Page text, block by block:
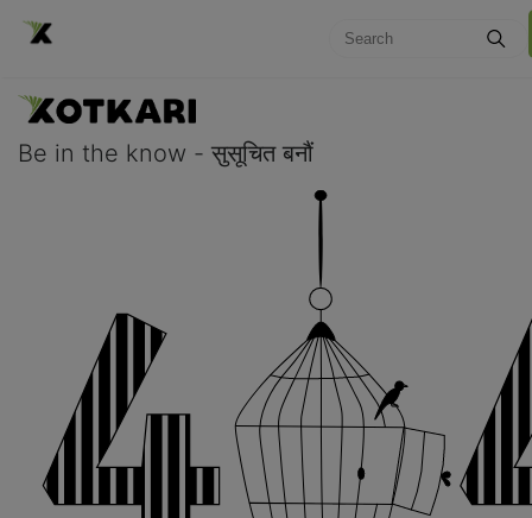
Be in the know - सुसूचित बनौं